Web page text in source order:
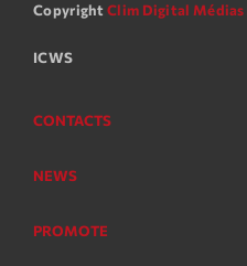
Sports
Technology
Copyright Clim Digital Médias
ICWS
CONTACTS
NEWS
PROMOTE